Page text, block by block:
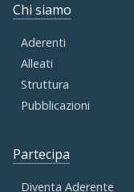
Chi siamo
Aderenti
Alleati
Struttura
Pubblicazioni
Partecipa
Diventa Aderente